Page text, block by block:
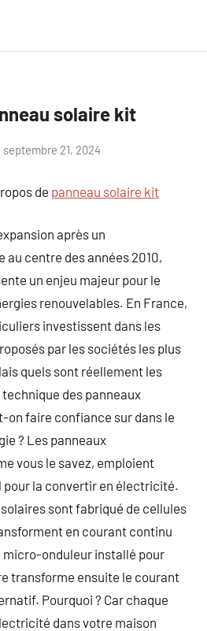
solaire kit
septembre 21, 2024
de panneau solaire kit
après un
centre des années 2010,
un enjeu majeur pour le
renouvelables. En France,
investissent dans les
par les sociétés les plus
quels sont réellement les
des panneaux
on faire confiance sur dans le
? Les panneaux
vous le savez, emploient
pour la convertir en électricité.
sont fabriqué de cellules
en courant continu
micro-onduleur installé pour
transforme ensuite le courant
Pourquoi ? Car chaque
dans votre maison